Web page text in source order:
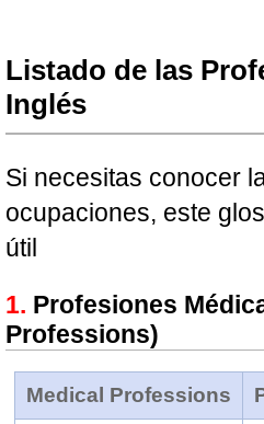
Listado de las
Inglés
Si necesitas conocer
ocupaciones, este
útil
Profesiones
Professions)
Medical Professions